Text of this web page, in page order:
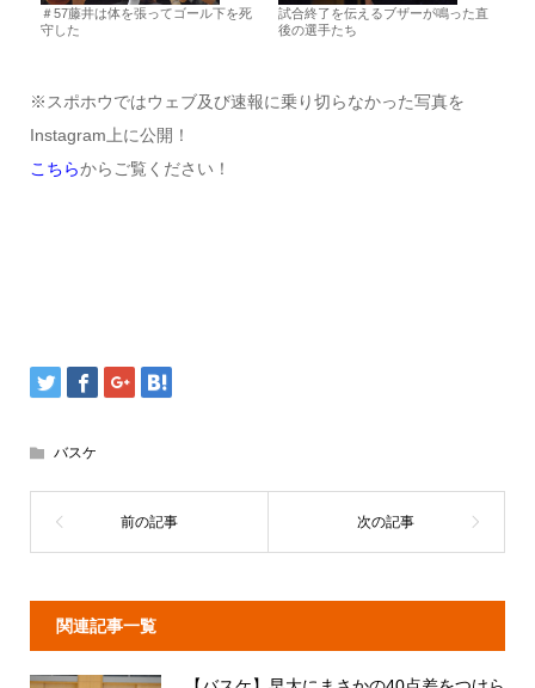
＃57藤井は体を張ってゴール下を死
守した
試合終了を伝えるブザーが鳴った直
後の選手たち
※スポホウではウェブ及び速報に乗り切らなかった写真を
Instagram上に公開！
こちらからご覧ください！
バスケ
関連記事一覧